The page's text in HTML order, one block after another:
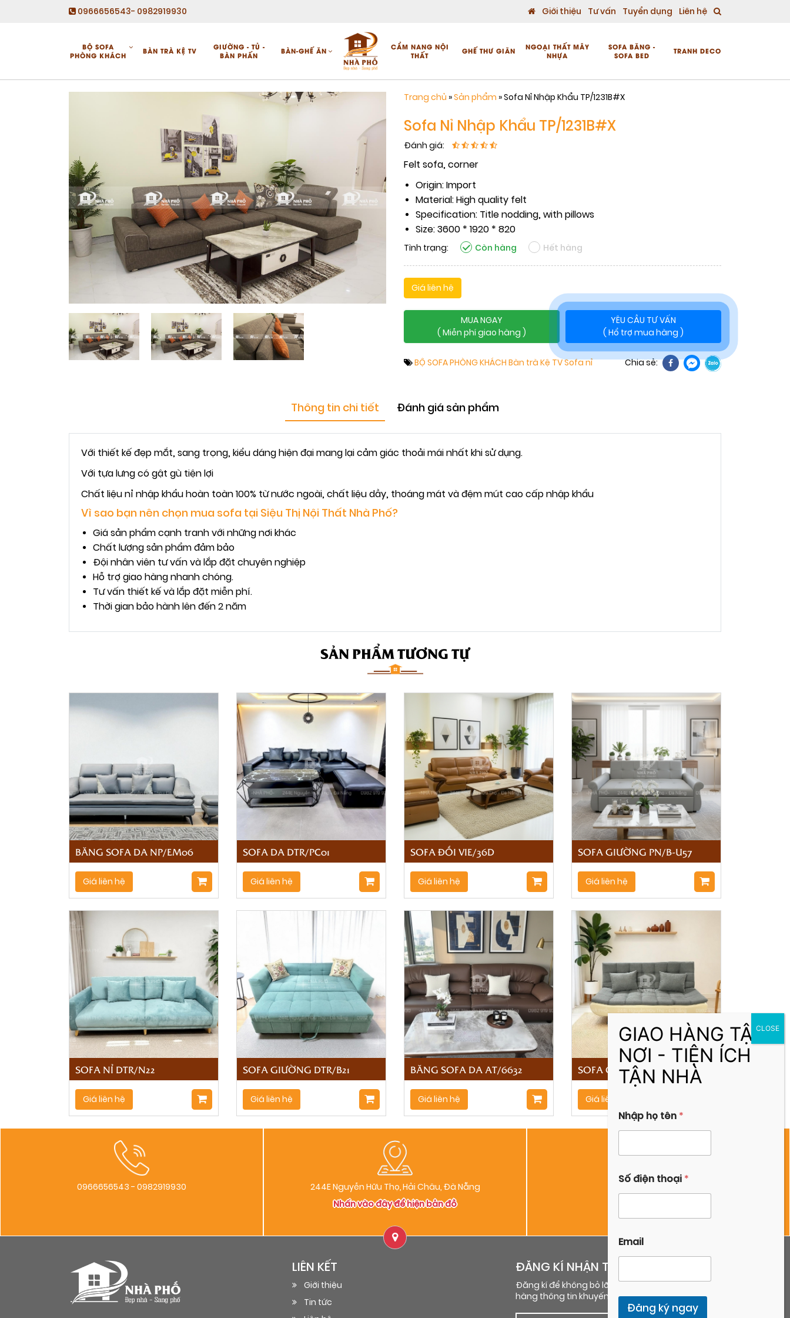
0966656543- 0982919930 Giới thiệu Tư vấn Tuyển dụng Liên hệ
BỘ SOFA
PHÒNG KHÁCH
BÀN TRÀ KỆ TV
GIƯỜNG - TỦ -
BÀN PHẤN
BÀN-GHẾ ĂN
CẨM NANG NỘI
THẤT
GHẾ THƯ GIÃN
NGOẠI THẤT MÂY
NHỰA
SOFA BĂNG -
SOFA BED
TRANH DECO
Trang chủ »Sản phẩm »Sofa Nỉ Nhập Khẩu TP/1231B#X
Sofa Nỉ Nhập Khẩu TP/1231B#X
Đánh giá:
Felt sofa, corner
Origin: Import
Material: High quality felt
Specification: Title nodding, with pillows
Size: 3600 * 1920 * 820
Tình trạng: Còn hàng Hết hàng
Giá liên hệ
MUA NGAY
( Miễn phí giao hàng )
YÊU CẦU TƯ VẤN
( Hổ trợ mua hàng )
BỘ SOFA PHÒNG KHÁCH Bàn trà Kệ TVSofa nỉ Chia sẻ:
Thông tin chi tiết Đánh giá sản phẩm
Với thiết kế đẹp mắt, sang trọng, kiểu dáng hiện đại mang lại cảm giác thoải mái nhất khi sử dụng.
Với tựa lưng có gật gù tiện lợi
Chất liệu nỉ nhập khẩu hoàn toàn 100% từ nước ngoài, chất liệu dầy, thoáng mát và đệm mút cao cấp nhập khẩu
Vì sao bạn nên chọn mua sofa tại Siệu Thị Nội Thất Nhà Phố?
Giá sản phẩm cạnh tranh với những nơi khác
Chất lượng sản phẩm đảm bảo
Đội nhân viên tư vấn và lắp đặt chuyên nghiệp
Hỗ trợ giao hàng nhanh chóng.
Tư vấn thiết kế và lắp đặt miễn phí.
Thời gian bảo hành lên đến 2 năm
SẢN PHẨM TƯƠNG TỰ
BĂNG SOFA DA NP/EM06
Giá liên hệ
SOFA DA DTR/PC01
Giá liên hệ
SOFA ĐỐI VIE/36D
Giá liên hệ
SOFA GIƯỜNG PN/B-U57
Giá liên hệ
SOFA NỈ DTR/N22
Giá liên hệ
SOFA GIƯỜNG DTR/B21
Giá liên hệ
BĂNG SOFA DA AT/6632
Giá liên hệ
SOFA GIƯỜNG DL/BED
Giá liên hệ
0966656543 - 0982919930
244E Nguyễn Hữu Thọ, Hải Châu, Đà Nẵng
Nhấn vào đây để hiện bản đồ
nhapho43@gmail.com
LIÊN KẾT
Giới thiệu
Tin tức
ĐĂNG KÍ NHẬN TIN
Đăng kí để không bỏ lỡ những thông tin mua
hàng thông tin khuyến mãi mới nhất
Nhập họ tên *
ố
h
N
ậ
p
Số điện thoại *
Email
Đăng ký ngay